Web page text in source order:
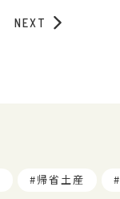
NEXT
帰省土産